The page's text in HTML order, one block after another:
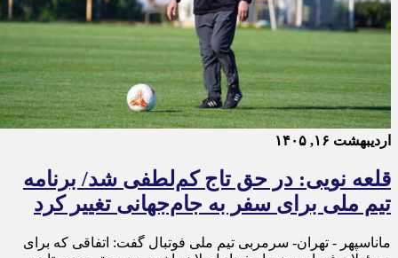
اردیبهشت ۱۶, ۱۴۰۵
قلعه نویی: در حق تاج کم‌لطفی شد/ برنامه
تیم ملی برای سفر به جام‌جهانی تغییر کرد
ماناسپهر - تهران- سرمربی تیم ملی فوتبال گفت: اتفاقی که برای